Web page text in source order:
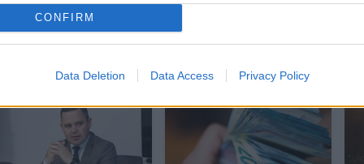
CONFIRM
Data Deletion Data Access Privacy Policy